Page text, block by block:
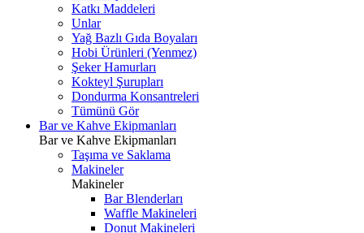
Katkı Maddeleri
Unlar
Yağ Bazlı Gıda Boyaları
Hobi Ürünleri (Yenmez)
Şeker Hamurları
Kokteyl Şurupları
Dondurma Konsantreleri
Tümünü Gör
Bar ve Kahve Ekipmanları
Bar ve Kahve Ekipmanları
Taşıma ve Saklama
Makineler
Makineler
Bar Blenderları
Waffle Makineleri
Donut Makineleri